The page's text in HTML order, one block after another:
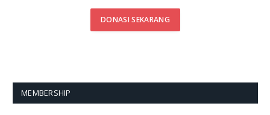
DONASI SEKARANG
MEMBERSHIP